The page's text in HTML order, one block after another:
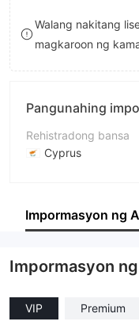
8
9
Walang nakitang
magkaroon ng
Pangunahing
Rehistradong bansa
Cyprus
Kumpanya
Impormasyon ng
Impormasyon
VIP Premium